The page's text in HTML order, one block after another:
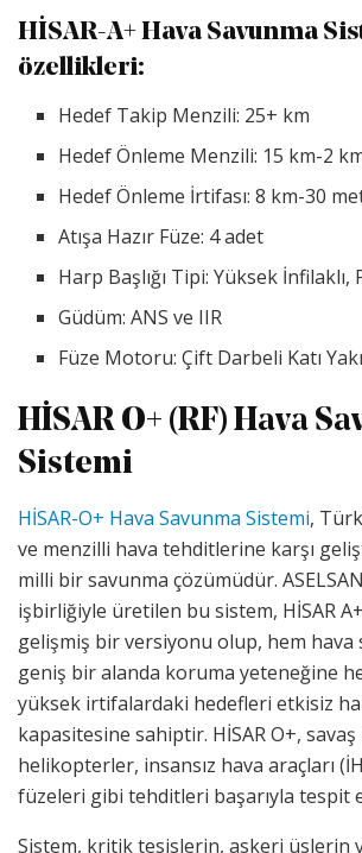
HİSAR-A+ Hava Savunma
özellikleri:
Hedef Takip Menzili: 25+ km
Hedef Önleme Menzili: 15 km-2
Hedef Önleme İrtifası: 8 km-30
Atışa Hazır Füze: 4 adet
Harp Başlığı Tipi: Yüksek İnfilaklı,
Güdüm: ANS ve IIR
Füze Motoru: Çift Darbeli Katı
HİSAR O+ (RF) Hava
Sistemi
HİSAR-O+ Hava Savunma Sistemi,
ve menzilli hava tehditlerine karşı
milli bir savunma çözümüdür.
işbirliğiyle üretilen bu sistem, HİSAR
gelişmiş bir versiyonu olup, hem hava
geniş bir alanda koruma yeteneğine
yüksek irtifalardaki hedefleri etkisiz
kapasitesine sahiptir. HİSAR O+, savaş
helikopterler, insansız hava araçları
füzeleri gibi tehditleri başarıyla tespit
Sistem, kritik tesislerin, askeri üslerin